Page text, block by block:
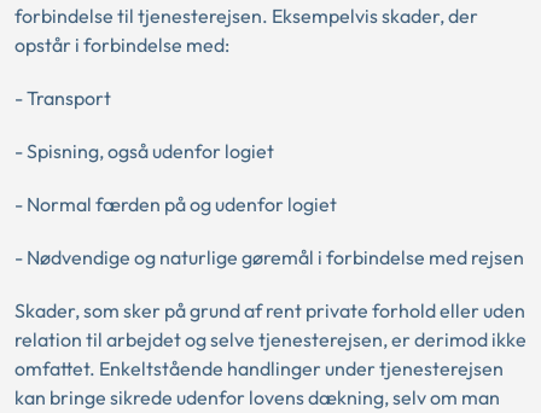
forbindelse til tjenesterejsen. Eksempelvis skader, der
opstår i forbindelse med:
- Transport
- Spisning, også udenfor logiet
- Normal færden på og udenfor logiet
- Nødvendige og naturlige gøremål i forbindelse med rejsen
Skader, som sker på grund af rent private forhold eller uden
relation til arbejdet og selve tjenesterejsen, er derimod ikke
omfattet. Enkeltstående handlinger under tjenesterejsen
kan bringe sikrede udenfor lovens dækning, selv om man